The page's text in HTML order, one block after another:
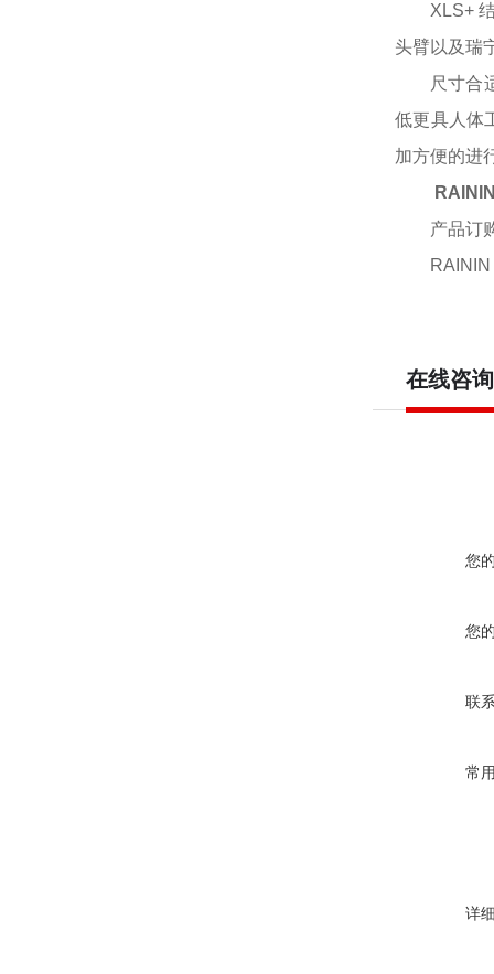
XLS+
头臂以及瑞
尺寸合
低更具人体
加方便的进
产品订
在线咨询
您
您
联
常
详